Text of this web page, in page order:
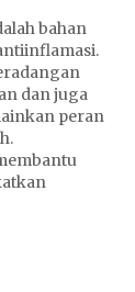
bahan
dan juga
peran